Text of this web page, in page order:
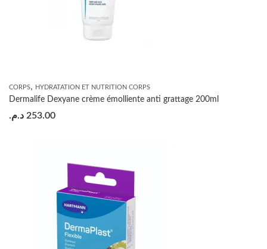
CORPS, HYDRATATION ET NUTRITION CORPS
Dermalife Dexyane crème émolliente anti grattage 200ml
253.00 د.م.